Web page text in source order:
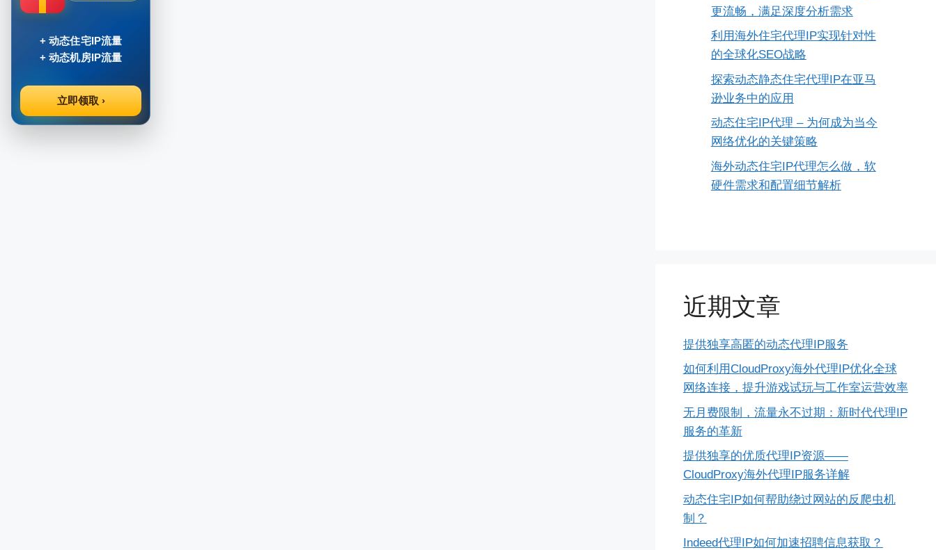
更流畅，满足深度分析需求
利用海外住宅代理IP实现针对性
的全球化SEO战略
探索动态静态住宅代理IP在亚马
逊业务中的应用
动态住宅IP代理 – 为何成为当今
网络优化的关键策略
海外动态住宅IP代理怎么做，软
硬件需求和配置细节解析
近期文章
提供独享高匿的动态代理IP服务
如何利用CloudProxy海外代理IP优化全球
网络连接，提升游戏试玩与工作室运营效率
无月费限制，流量永不过期：新时代代理IP
服务的革新
提供独享的优质代理IP资源——
CloudProxy海外代理IP服务详解
动态住宅IP如何帮助绕过网站的反爬虫机
制？
Indeed代理IP如何加速招聘信息获取？
+ 动态住宅IP流量
+ 动态机房IP流量
立即领取 ›